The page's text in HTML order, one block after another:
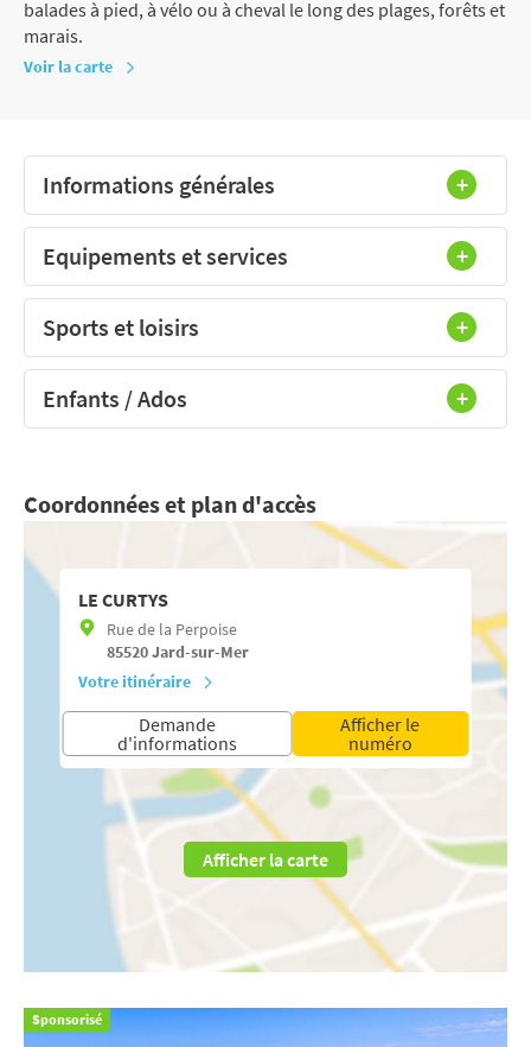
balades à pied, à vélo ou à cheval le long des plages, forêts et
marais.
Voir la carte
Informations générales
Equipements et services
Sports et loisirs
Enfants / Ados
Coordonnées et plan d'accès
LE CURTYS
Rue de la Perpoise
85520Jard-sur-Mer
Votre itinéraire
Demande
d'informations
Afficher le
numéro
Afficher la carte
Sponsorisé